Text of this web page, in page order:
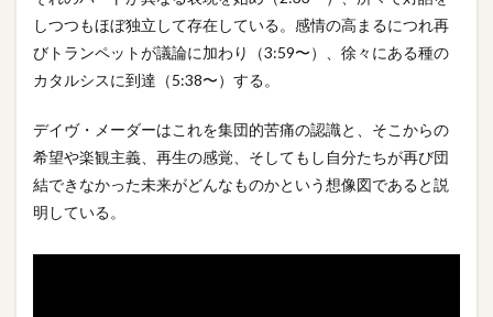
しつつもほぼ独立して存在している。感情の高まるにつれ再
びトランペットが議論に加わり（3:59〜）、徐々にある種の
カタルシスに到達（5:38〜）する。
デイヴ・メーダーはこれを集団的苦痛の認識と、そこからの
希望や楽観主義、再生の感覚、そしてもし自分たちが再び団
結できなかった未来がどんなものかという想像図であると説
明している。